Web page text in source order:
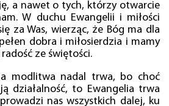
a nawet o tych, którzy otwarcie
W duchu Ewangelii i miłości
za Was, wierząc, że Bóg ma dla
dobra i miłosierdzia i mamy
ze świętości.
modlitwa nadal trwa, bo choć
działalność, to Ewangelia trwa
nas wszystkich dalej, ku